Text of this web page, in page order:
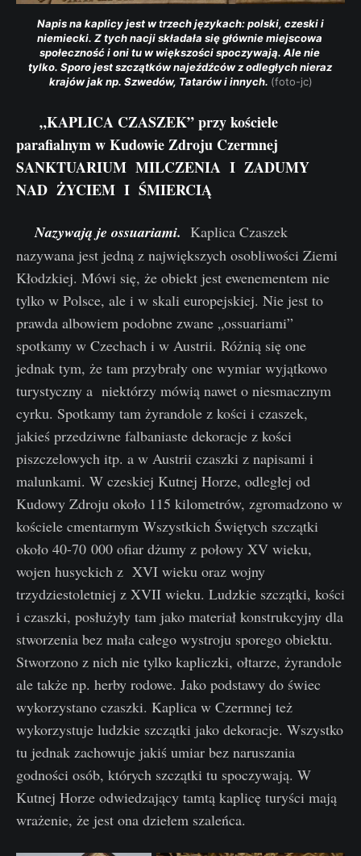
niemiecki. Z tych nacji składała się głównie miejscowa
społeczność i oni tu w większości spoczywają. Ale nie
tylko. Sporo jest szczątków najeźdźców z odległych nieraz
krajów jak np. Szwedów, Tatarów i innych. (foto-jc)
„KAPLICA CZASZEK” przy kościele
parafialnym w Kudowie Zdroju Czermnej
SANKTUARIUM MILCZENIA I ZADUMY
NAD ŻYCIEM I ŚMIERCIĄ
Nazywają je ossuariami. Kaplica Czaszek
nazywana jest jedną z największych osobliwości Ziemi
Kłodzkiej. Mówi się, że obiekt jest ewenementem nie
tylko w Polsce, ale i w skali europejskiej. Nie jest to
prawda albowiem podobne zwane „ossuariami”
spotkamy w Czechach i w Austrii. Różnią się one
jednak tym, że tam przybrały one wymiar wyjątkowo
turystyczny a niektórzy mówią nawet o niesmacznym
cyrku. Spotkamy tam żyrandole z kości i czaszek,
jakieś przedziwne falbaniaste dekoracje z kości
piszczelowych itp. a w Austrii czaszki z napisami i
malunkami. W czeskiej Kutnej Horze, odległej od
Kudowy Zdroju około 115 kilometrów, zgromadzono w
kościele cmentarnym Wszystkich Świętych szczątki
około 40-70 000 ofiar dżumy z połowy XV wieku,
wojen husyckich z XVI wieku oraz wojny
trzydziestoletniej z XVII wieku. Ludzkie szczątki, kości
i czaszki, posłużyły tam jako materiał konstrukcyjny dla
stworzenia bez mała całego wystroju sporego obiektu.
Stworzono z nich nie tylko kapliczki, ołtarze, żyrandole
ale także np. herby rodowe. Jako podstawy do świec
wykorzystano czaszki. Kaplica w Czermnej też
wykorzystuje ludzkie szczątki jako dekoracje. Wszystko
tu jednak zachowuje jakiś umiar bez naruszania
godności osób, których szczątki tu spoczywają. W
Kutnej Horze odwiedzający tamtą kaplicę turyści mają
wrażenie, że jest ona dziełem szaleńca.